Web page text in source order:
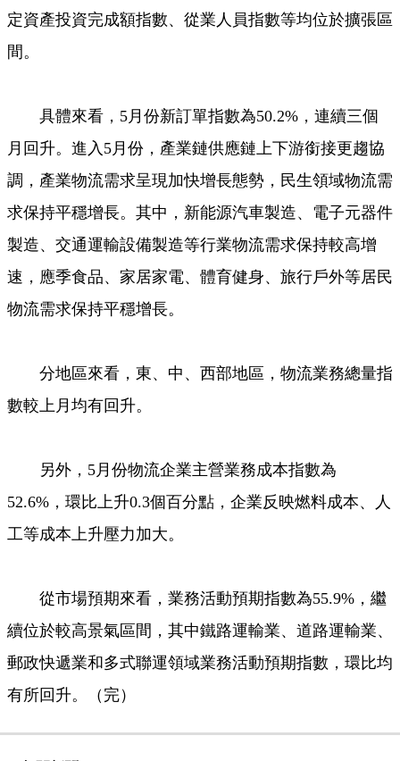
定資產投資完成額指數、從業人員指數等均位於擴張區
間。
具體來看，5月份新訂單指數為50.2%，連續三個
月回升。進入5月份，產業鏈供應鏈上下游銜接更趨協
調，產業物流需求呈現加快增長態勢，民生領域物流需
求保持平穩增長。其中，新能源汽車製造、電子元器件
製造、交通運輸設備製造等行業物流需求保持較高增
速，應季食品、家居家電、體育健身、旅行戶外等居民
物流需求保持平穩增長。
分地區來看，東、中、西部地區，物流業務總量指
數較上月均有回升。
另外，5月份物流企業主營業務成本指數為
52.6%，環比上升0.3個百分點，企業反映燃料成本、人
工等成本上升壓力加大。
從市場預期來看，業務活動預期指數為55.9%，繼
續位於較高景氣區間，其中鐵路運輸業、道路運輸業、
郵政快遞業和多式聯運領域業務活動預期指數，環比均
有所回升。（完）